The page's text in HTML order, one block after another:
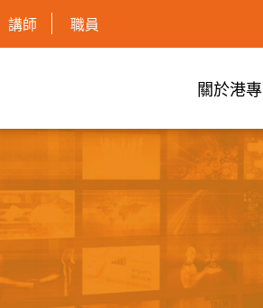
講師 職員
關於港專